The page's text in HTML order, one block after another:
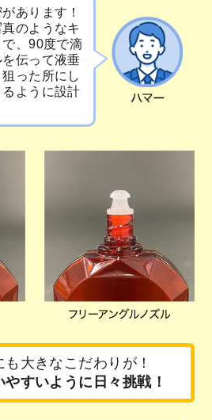
あります！
のようなキ
で、90度で滴
伝って液垂
った所にし
ように設計
大きなこだわりが！
すいように日々挑戦！